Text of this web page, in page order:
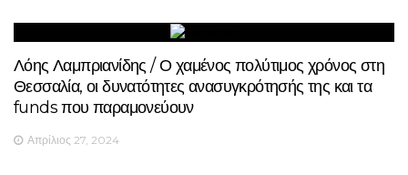
Λόης Λαμπριανίδης / Ο χαμένος πολύτιμος χρόνος στη
Θεσσαλία, οι δυνατότητες ανασυγκρότησής της και τα
funds που παραμονεύουν
Απρίλιος 27, 2024